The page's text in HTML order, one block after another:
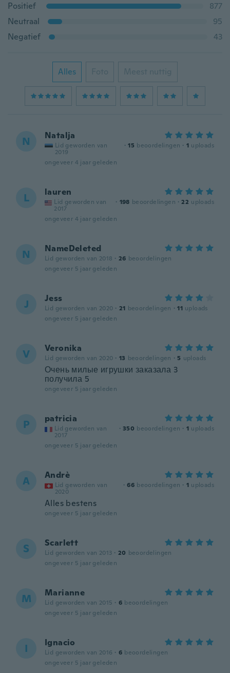
Positief
877
Neutraal
95
Negatief
43
Alles Foto Meest nuttig
N Natalja
Lid geworden van
2019
· 15 beoordelingen · 1 uploads
ongeveer 4 jaar geleden
L lauren
Lid geworden van
2017
· 198 beoordelingen · 22 uploads
ongeveer 4 jaar geleden
N NameDeleted
Lid geworden van 2018 · 26 beoordelingen
ongeveer 5 jaar geleden
J Jess
Lid geworden van 2020 · 21 beoordelingen · 11 uploads
ongeveer 5 jaar geleden
V Veronika
Lid geworden van 2020 · 13 beoordelingen · 5 uploads
Очень милые игрушки заказала 3
получила 5
ongeveer 5 jaar geleden
P patricia
Lid geworden van
2017
· 350 beoordelingen · 1 uploads
ongeveer 5 jaar geleden
A Andrè
Lid geworden van
2020
· 66 beoordelingen · 1 uploads
Alles bestens
ongeveer 5 jaar geleden
S Scarlett
Lid geworden van 2013 · 20 beoordelingen
ongeveer 5 jaar geleden
M Marianne
Lid geworden van 2015 · 6 beoordelingen
ongeveer 5 jaar geleden
I Ignacio
Lid geworden van 2016 · 6 beoordelingen
ongeveer 5 jaar geleden